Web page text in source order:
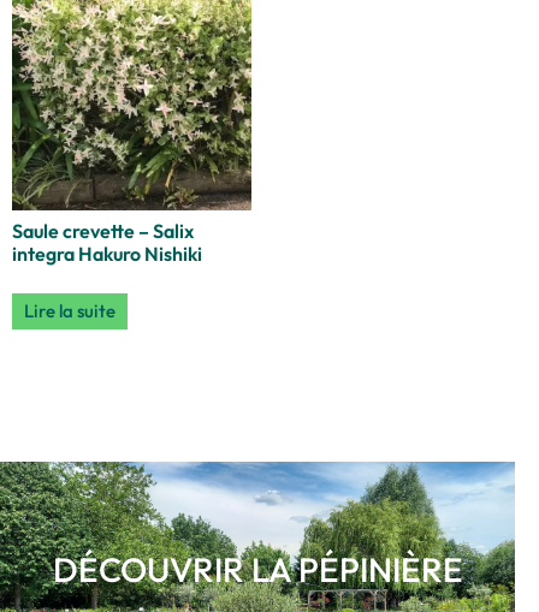
Saule crevette – Salix
integra Hakuro Nishiki
Lire la suite
DÉCOUVRIR LA PÉPINIÈRE